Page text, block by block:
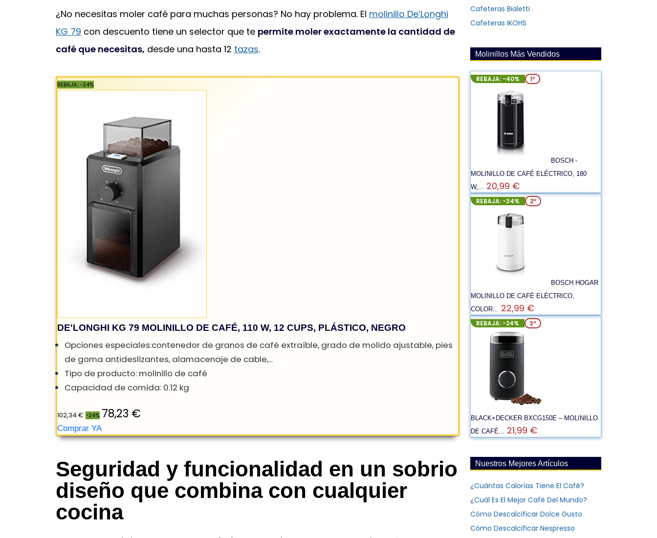
¿No necesitas moler café para muchas personas? No hay problema. El molinillo De’Longhi
KG 79 con descuento tiene un selector que te permite moler exactamente la cantidad de
café que necesitas, desde una hasta 12 tazas.
DE'LONGHI KG 79 MOLINILLO DE CAFÉ, 110 W, 12 CUPS, PLÁSTICO, NEGRO
Opciones especiales:contenedor de granos de café extraíble, grado de molido ajustable, pies
de goma antideslizantes, alamacenaje de cable,...
Tipo de producto: molinillo de café
Capacidad de comida: 0.12 kg
Seguridad y funcionalidad en un sobrio
diseño que combina con cualquier
cocina
Cafeteras Bialetti
Cafeteras IKOHS
Molinillos Más Vendidos
REBAJA: -40% 1º
BOSCH -
MOLINILLO DE CAFÉ ELÉCTRICO, 180
W,... 20,99 €
REBAJA: -34% 2º
BOSCH HOGAR
MOLINILLO DE CAFÉ ELÉCTRICO,
COLOR... 22,99 €
REBAJA: -24% 3º
BLACK+DECKER BXCG150E – MOLINILLO
DE CAFÉ... 21,99 €
Nuestros Mejores Artículos
¿Cuántas Calorías Tiene El Café?
¿Cuál Es El Mejor Café Del Mundo?
Cómo Descalcificar Dolce Gusto
Cómo Descalcificar Nespresso